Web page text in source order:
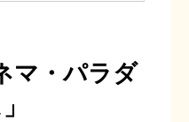
マ・パラダ